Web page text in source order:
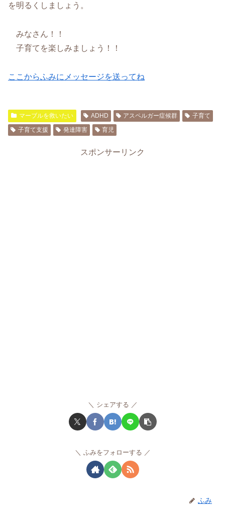
を明るくしましょう。
みなさん！！
子育てを楽しみましょう！！
ここからふみにメッセージを送ってね
マーブルを救いたい ADHD アスペルガー症候群
子育て
子育て支援
発達障害 育児
スポンサーリンク
シェアする
ふみをフォローする
ふみ